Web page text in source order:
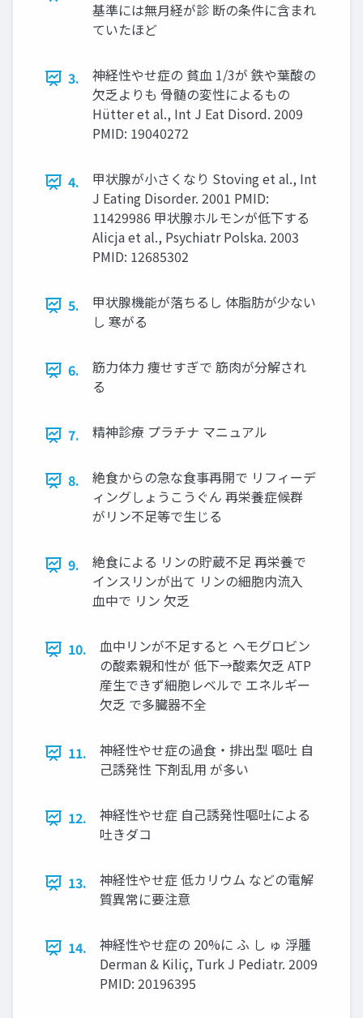
基準には無月経が診 断の条件に含まれ
ていたほど
3.
神経性やせ症の 貧血 1/3が 鉄や葉酸の
欠乏よりも 骨髄の変性によるもの
Hütter et al., Int J Eat Disord. 2009
PMID: 19040272
4.
甲状腺が小さくなり Stoving et al., Int
J Eating Disorder. 2001 PMID:
11429986 甲状腺ホルモンが低下する
Alicja et al., Psychiatr Polska. 2003
PMID: 12685302
5.
甲状腺機能が落ちるし 体脂肪が少ない
し 寒がる
6.
筋力体力 痩せすぎで 筋肉が分解され
る
7. 精神診療 プラチナ マニュアル
8.
絶食からの急な食事再開で リフィーデ
ィングしょうこうぐん 再栄養症候群
がリン不足等で生じる
9.
絶食による リンの貯蔵不足 再栄養で
インスリンが出て リンの細胞内流入
血中で リン 欠乏
10.
血中リンが不足すると ヘモグロビン
の酸素親和性が 低下→酸素欠乏 ATP
産生できず細胞レベルで エネルギー
欠乏 で多臓器不全
11.
神経性やせ症の過食・排出型 嘔吐 自
己誘発性 下剤乱用 が多い
12.
神経性やせ症 自己誘発性嘔吐による
吐きダコ
13.
神経性やせ症 低カリウム などの電解
質異常に要注意
14.
神経性やせ症の 20%に ふ し ゅ 浮腫
Derman & Kiliç, Turk J Pediatr. 2009
PMID: 20196395